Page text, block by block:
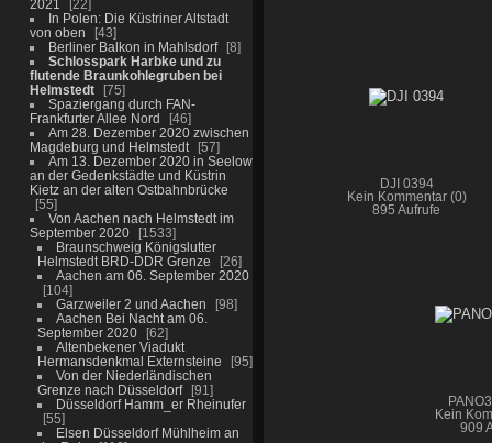
2021
22
In Polen: Die Küstriner Altstadt
von oben
43
Berliner Balkon in Mahlsdorf
8
Schlosspark Harbke und zu
flutende Braunkohlegruben bei
Helmstedt
75
Spaziergang durch FAN-
Frankfurter Allee Nord
46
Am 28. Dezember 2020 zwischen
Magdeburg und Helmstedt
57
Am 13. Dezember 2020 in Seelow
an der Gedenkstädte und Küstrin
Kietz an der alten Ostbahnbrücke
55
Von Aachen nach Helmstedt im
September 2020
1533
Braunschweig Königslutter
Helmstedt BRD-DDR Grenze
26
Aachen am 06. September 2020
104
Garzweiler 2 und Aachen
98
Aachen Bei Nacht am 06.
September 2020
62
Altenbekener Viadukt
Hermansdenkmal Externsteine
95
Von der Niederländischen
Grenze nach Düsseldorf
91
Düsseldorf Hamm_er Rheinufer
55
Elsen Düsseldorf Mühlheim an
DJI 0394
Kein Kommentar (0)
895 Aufrufe
Kein
909